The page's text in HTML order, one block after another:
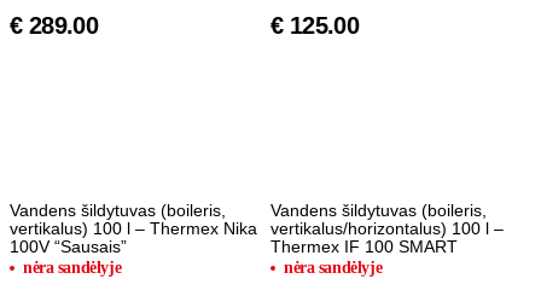
€289.00 €125.00
Vandens šildytuvas (boileris,
vertikalus) 100 l – Thermex Nika
100V “Sausais”
nėra sandėlyje
Vandens šildytuvas (boileris,
vertikalus/horizontalus) 100 l –
Thermex IF 100 SMART
nėra sandėlyje